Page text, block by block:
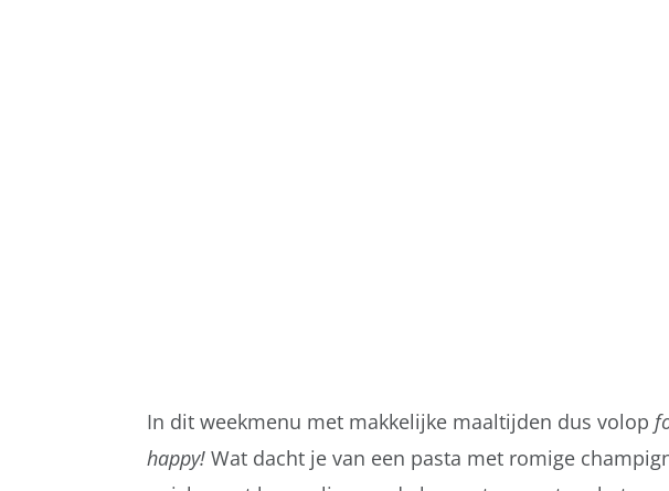
In dit weekmenu met makkelijke maaltijden dus volop
happy! Wat dacht je van een pasta met romige